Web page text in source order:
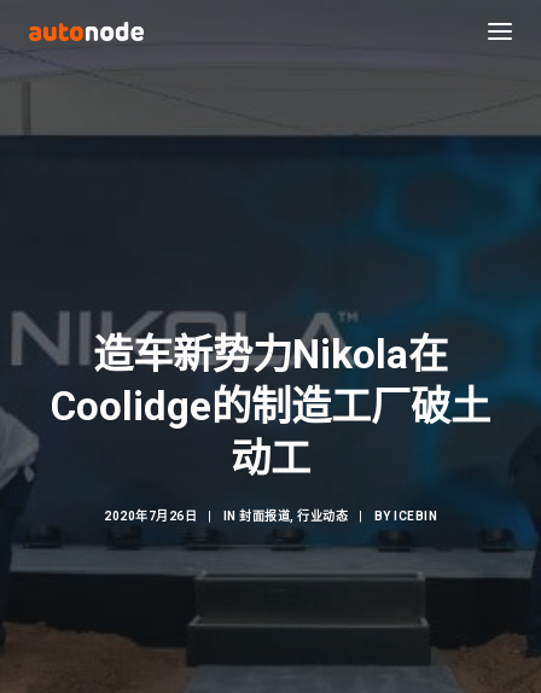
Search
造车新势力Nikola在
Coolidge的制造工厂破土
动工
2020年7月26日 IN 封面报道 行业动态 BY ICEBIN